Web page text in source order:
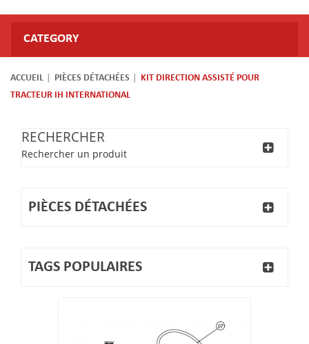
CATEGORY
ACCUEIL PIÈCES DÉTACHÉES
KIT DIRECTION ASSISTÉ POUR
TRACTEUR IH INTERNATIONAL
RECHERCHER
Rechercher un produit
PIÈCES DÉTACHÉES
TAGS POPULAIRES